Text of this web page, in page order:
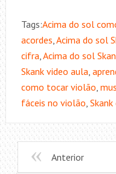
Tags:Acima do sol
acordes,Acima do sol
cifra,Acima do sol
Skank video aula,
como tocar violão,
fáceis no violão,
Anterior